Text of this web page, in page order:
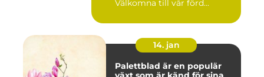
Välkomna till vår förd...
14. jan
Palettblad är en populär